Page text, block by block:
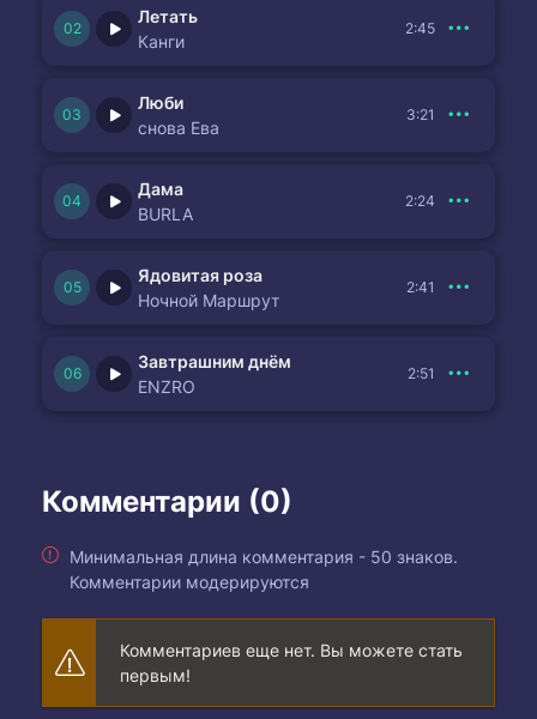
Летать
Канги
2:45
Люби
снова Ева
3:21
Дама
BURLA
2:24
Ядовитая роза
Ночной Маршрут
2:41
Завтрашним днём
ENZRO
2:51
Комментарии (0)
Минимальная длина комментария - 50 знаков.
Комментарии модерируются
Комментариев еще нет. Вы можете стать
первым!